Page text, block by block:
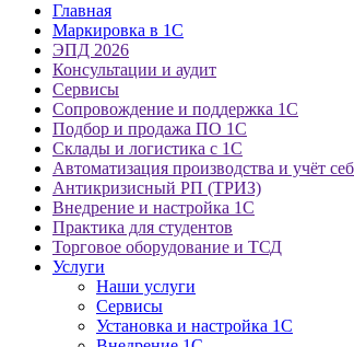
Главная
Маркировка в 1С
ЭПД 2026
Консультации и аудит
Сервисы
Сопровождение и поддержка 1С
Подбор и продажа ПО 1С
Склады и логистика с 1С
Автоматизация производства и учёт
Антикризисный РП (ТРИЗ)
Внедрение и настройка 1С
Практика для студентов
Торговое оборудование и ТСД
Услуги
Наши услуги
Сервисы
Установка и настройка 1С